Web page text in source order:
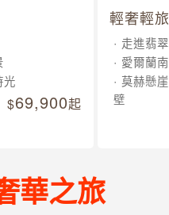
光
69,900起
輕奢輕
走進翡
愛爾蘭
莫赫懸
壁
華之旅